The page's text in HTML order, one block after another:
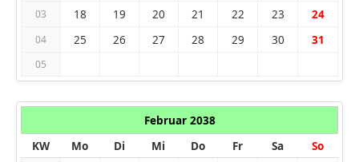
03 18 19 20 21 22 23 24
04 25 26 27 28 29 30 31
05
Februar 2038
KW
Mo Di Mi Do Fr Sa So